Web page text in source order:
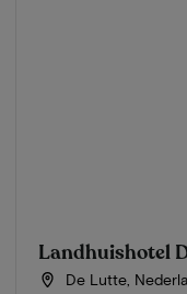
Landhuishotel
De Lutte,